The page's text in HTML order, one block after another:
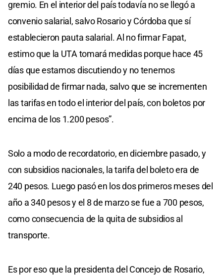
gremio. En el interior del país todavía no se llegó a
convenio salarial, salvo Rosario y Córdoba que sí
establecieron pauta salarial. Al no firmar Fapat,
estimo que la UTA tomará medidas porque hace 45
días que estamos discutiendo y no tenemos
posibilidad de firmar nada, salvo que se incrementen
las tarifas en todo el interior del país, con boletos por
encima de los 1.200 pesos”.
Solo a modo de recordatorio, en diciembre pasado, y
con subsidios nacionales, la tarifa del boleto era de
240 pesos. Luego pasó en los dos primeros meses del
año a 340 pesos y el 8 de marzo se fue a 700 pesos,
como consecuencia de la quita de subsidios al
transporte.
Es por eso que la presidenta del Concejo de Rosario,